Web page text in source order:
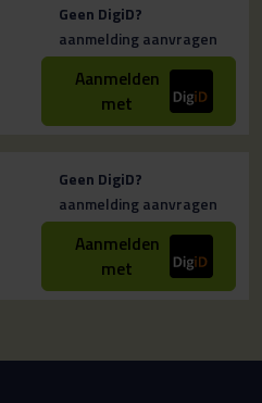
Geen DigiD?
aanmelding aanvragen
Aanmelden
met
Geen DigiD?
aanmelding aanvragen
Aanmelden
met